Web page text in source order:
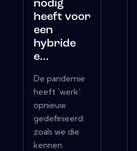
nodig
heeft voor
een
hybride
e...
De pandemie
heeft 'werk'
opnieuw
gedefinieerd
zoals we die
kennen.